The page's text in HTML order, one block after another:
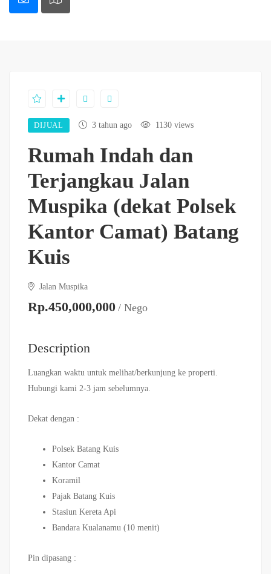
DIJUAL 3 tahun ago 1130 views
Rumah Indah dan
Terjangkau Jalan
Muspika (dekat Polsek
Kantor Camat) Batang
Kuis
Jalan Muspika
Rp.450,000,000 / Nego
Description
Luangkan waktu untuk melihat/berkunjung ke properti.
Hubungi kami 2-3 jam sebelumnya.
Dekat dengan :
Polsek Batang Kuis
Kantor Camat
Koramil
Pajak Batang Kuis
Stasiun Kereta Api
Bandara Kualanamu (10 menit)
Pin dipasang :